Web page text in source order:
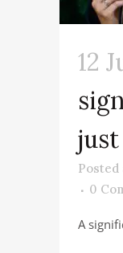
12
Posted
0
A